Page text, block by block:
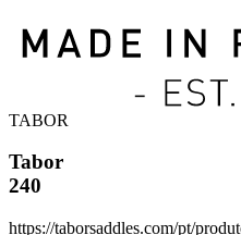
TABOR
Tabor
240
https://taborsaddles.com/pt/